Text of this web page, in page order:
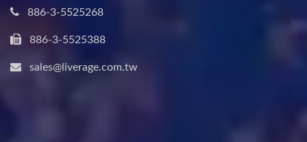
886-3-5525268
886-3-5525388
sales@liverage.com.tw